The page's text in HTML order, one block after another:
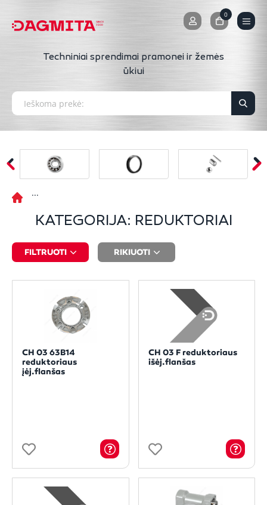
0
0
Techniniai sprendimai pramonei ir žemės
ūkiui
KATEGORIJA: REDUKTORIAI
FILTRUOTI RIKIUOTI
CH 03 63B14
reduktoriaus
įėj.flanšas
CH 03 F reduktoriaus
išėj.flanšas